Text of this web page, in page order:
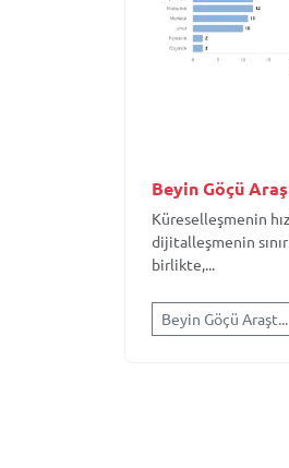
Beyin Göçü
Küreselleşmenin
dijitalleşmenin
birlikte,...
Beyin Göçü Araşt...